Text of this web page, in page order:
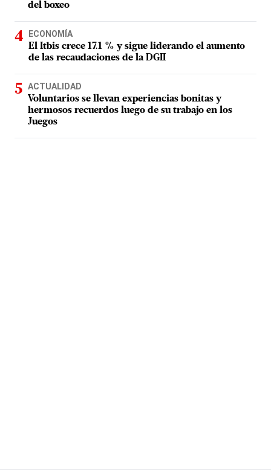
del boxeo
ECONOMÍA
El Itbis crece 17.1 % y sigue liderando el aumento
de las recaudaciones de la DGII
ACTUALIDAD
Voluntarios se llevan experiencias bonitas y
hermosos recuerdos luego de su trabajo en los
Juegos